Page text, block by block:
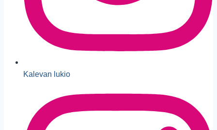
Kalevan lukio